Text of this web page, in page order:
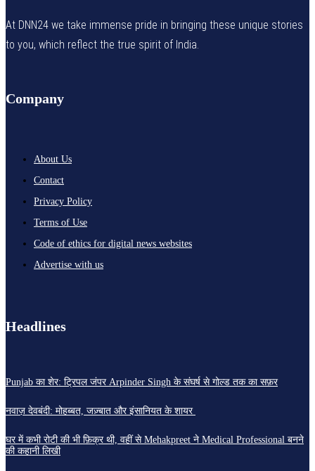
At DNN24 we take immense pride in bringing these unique stories
to you, which reflect the true spirit of India.
Company
About Us
Contact
Privacy Policy
Terms of Use
Code of ethics for digital news websites
Advertise with us
Headlines
Punjab का शेर: ट्रिपल जंपर Arpinder Singh के संघर्ष से गोल्ड तक का सफ़र
नवाज़ देवबंदी: मोहब्बत, जज़्बात और इंसानियत के शायर
घर में कभी रोटी की भी फ़िक्र थी, वहीं से Mehakpreet ने Medical Professional बनने
की कहानी लिखी